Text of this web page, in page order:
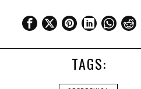
TAGS: